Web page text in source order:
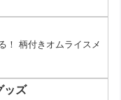
なに使えるの？と疑問
回は、ダイソーの料理
。 ダイソーの料理用温
きる...
！ 柄付きオムライスメ
ッズ